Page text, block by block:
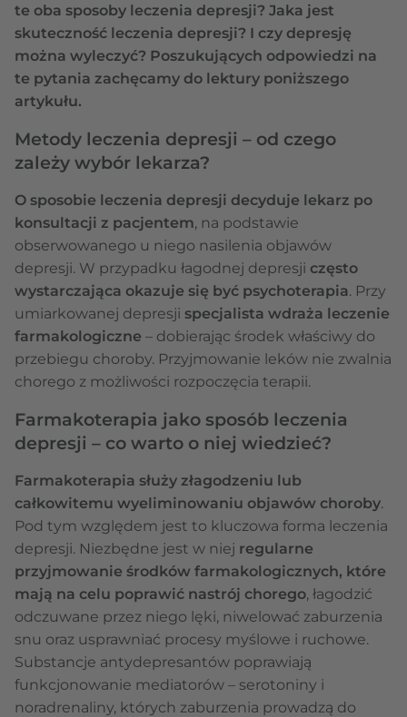
te oba sposoby leczenia depresji? Jaka jest
skuteczność leczenia depresji? I czy depresję
można wyleczyć? Poszukujących odpowiedzi na
te pytania zachęcamy do lektury poniższego
artykułu.
Metody leczenia depresji – od czego
zależy wybór lekarza?
O sposobie leczenia depresji decyduje lekarz po
konsultacji z pacjentem, na podstawie
obserwowanego u niego nasilenia objawów
depresji. W przypadku łagodnej depresji często
wystarczająca okazuje się być psychoterapia. Przy
umiarkowanej depresji specjalista wdraża leczenie
farmakologiczne – dobierając środek właściwy do
przebiegu choroby. Przyjmowanie leków nie zwalnia
chorego z możliwości rozpoczęcia terapii.
Farmakoterapia jako sposób leczenia
depresji – co warto o niej wiedzieć?
Farmakoterapia służy złagodzeniu lub
całkowitemu wyeliminowaniu objawów choroby.
Pod tym względem jest to kluczowa forma leczenia
depresji. Niezbędne jest w niej regularne
przyjmowanie środków farmakologicznych, które
mają na celu poprawić nastrój chorego, łagodzić
odczuwane przez niego lęki, niwelować zaburzenia
snu oraz usprawniać procesy myślowe i ruchowe.
Substancje antydepresantów poprawiają
funkcjonowanie mediatorów – serotoniny i
noradrenaliny, których zaburzenia prowadzą do